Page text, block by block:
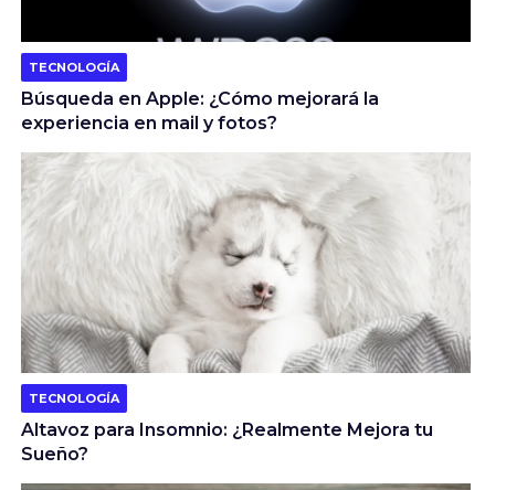
TECNOLOGÍA
Búsqueda en Apple: ¿Cómo mejorará la
experiencia en mail y fotos?
TECNOLOGÍA
Altavoz para Insomnio: ¿Realmente Mejora tu
Sueño?